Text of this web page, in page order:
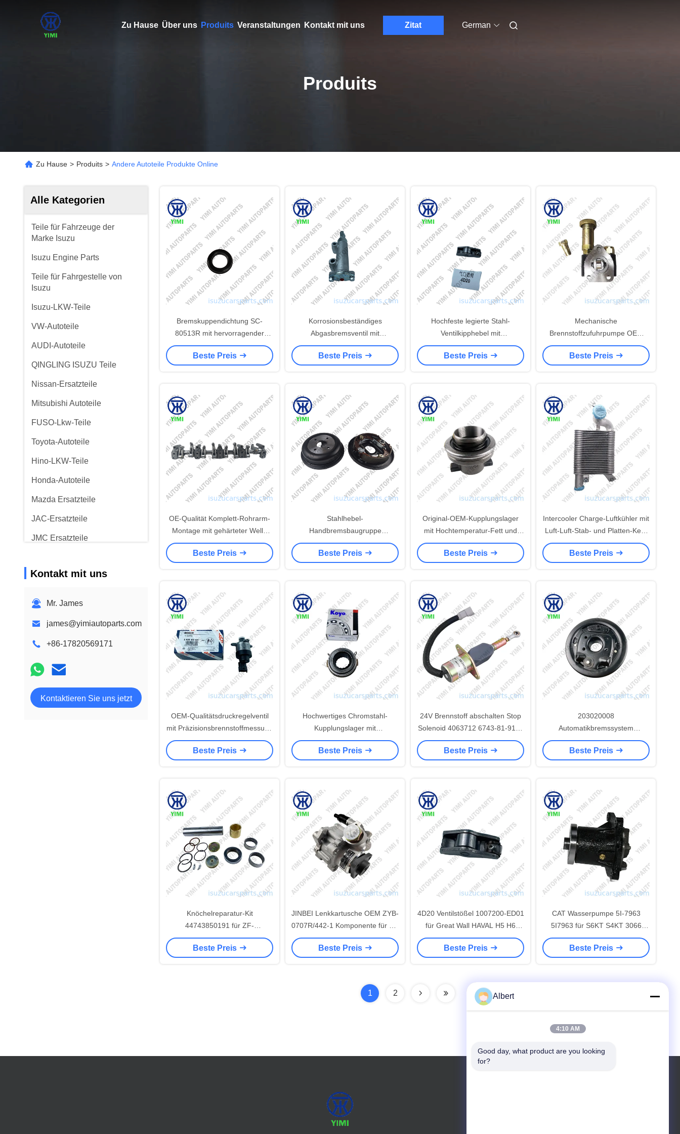
Zu Hause Über uns Produits Veranstaltungen Kontakt mit uns Zitat German
Produits
Zu Hause > Produits > Andere Autoteile Produkte Online
Alle Kategorien
Teile für Fahrzeuge der
Marke Isuzu
Isuzu Engine Parts
Teile für Fahrgestelle von
Isuzu
Isuzu-LKW-Teile
VW-Autoteile
AUDI-Autoteile
QINGLING ISUZU Teile
Nissan-Ersatzteile
Mitsubishi Autoteile
FUSO-Lkw-Teile
Toyota-Autoteile
Hino-LKW-Teile
Honda-Autoteile
Mazda Ersatzteile
JAC-Ersatzteile
JMC Ersatzteile
Hyundai Autoteile
Kontakt mit uns
Mr. James
james@yimiautoparts.com
+86-17820569171
Kontaktieren Sie uns jetzt
Bremskuppendichtung SC-
80513R mit hervorragender
Wärmebeständigkeit und DOT 3,
DOT 4
Beste Preis
Korrosionsbeständiges
Abgasbremsventil mit
Doppelflächen für Mitsubishi
6D22 8DC9 8DC10 8DC11 Lkw -
Beste Preis
Hochfeste legierte Stahl-
Ventilkipphebel mit
Rollenkipphebel-Design und
Kompatibilität mit hydraulischen
Beste Preis
Mechanische
Brennstoffzufuhrpumpe OEM
105220-5960 105220-5001 für
den Bagger Komatsu 6D102
Beste Preis
OE-Qualität Komplett-Rohrarm-
Montage mit gehärteter Welle
HRC 50-55 und präzise
geschmiedete Rohrarme für J05
Beste Preis
Stahlhebel-
Handbremsbaugruppe
203020008 mit
Korrosionsschutzbeschichtung
Beste Preis
Original-OEM-Kupplungslager
mit Hochtemperatur-Fett und
Doppel-Lippen-Dichtungen für
SANY-Truckmischer
Beste Preis
Intercooler Charge-Luftkühler mit
Luft-Luft-Stab- und Platten-Kern
und 75% Kühlwirkung für Great
Wall Wingle 5 Sport
Beste Preis
OEM-Qualitätsdruckregelventil
mit Präzisionsbrennstoffmessung
für den direkten Austausch in
PSA Ford 1.6 HDi Common Rail
Beste Preis
Hochwertiges Chromstahl-
Kupplungslager mit
korrosionsbeständiger
Beschichtung und vorgeschmiert
Beste Preis
24V Brennstoff abschalten Stop
Solenoid 4063712 6743-81-9141
SA-5030-24 Für 6CT 8.3L Motor
PC300-7 PC350-7 PC360-7
Beste Preis
203020008
Automatikbremssystem
Handbremsmontage für
DAIHATSU DELTA LKW
Beste Preis
Knöchelreparatur-Kit
44743850191 für ZF-
Lenkwagenbus
Beste Preis
JINBEI Lenkkartusche OEM ZYB-
0707R/442-1 Komponente für die
Servolenkung
Beste Preis
4D20 Ventilstößel 1007200-ED01
für Great Wall HAVAL H5 H6
Dieselmotor
Beste Preis
CAT Wasserpumpe 5I-7963
5I7963 für S6KT S4KT 3066
E312 E320 E200B Motor
Beste Preis
1 2 Albert
4:10 AM
Good day, what product are you looking
for?